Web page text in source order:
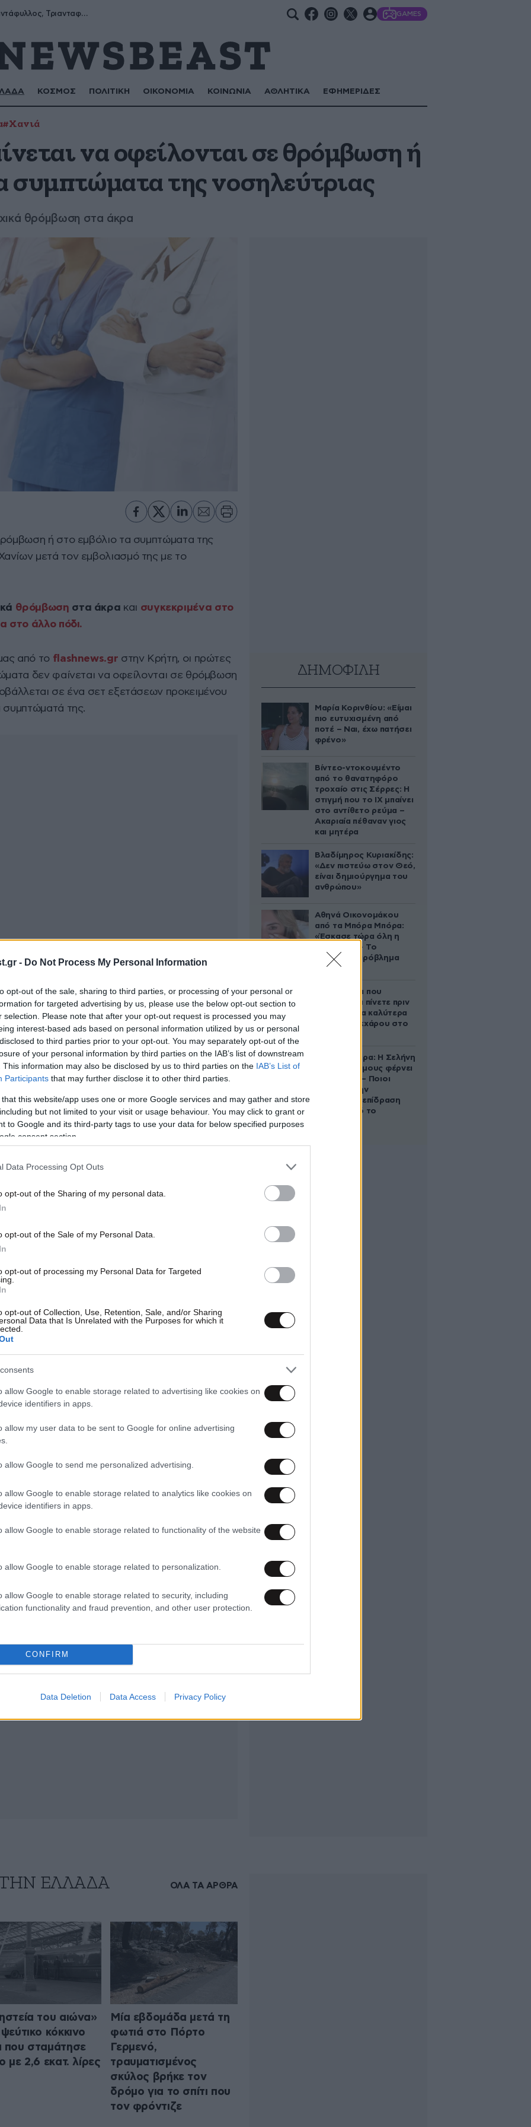
- Do Not Process My Personal Information
opt-out of the sale, sharing to third parties, or processing of your personal or
for targeted advertising by us, please use the below opt-out section to
selection. Please note that after your opt-out request is processed you may
interest-based ads based on personal information utilized by us or personal
to third parties prior to your opt-out. You may separately opt-out of the
of your personal information by third parties on the IAB’s list of downstream
This information may also be disclosed by us to third parties on the IAB’s List of
Participants that may further disclose it to other third parties.
that this website/app uses one or more Google services and may gather and store
but not limited to your visit or usage behaviour. You may click to grant or
to Google and its third-party tags to use your data for below specified purposes
consent section.
Data Processing Opt Outs
opt-out of the Sharing of my personal data.
opt-out of the Sale of my Personal Data.
opt-out of processing my Personal Data for Targeted
opt-out of Collection, Use, Retention, Sale, and/or Sharing
Data that Is Unrelated with the Purposes for which it
allow Google to enable storage related to advertising like cookies on
identifiers in apps.
allow my user data to be sent to Google for online advertising
allow Google to send me personalized advertising.
allow Google to enable storage related to analytics like cookies on
identifiers in apps.
allow Google to enable storage related to functionality of the website
allow Google to enable storage related to personalization.
allow Google to enable storage related to security, including
functionality and fraud prevention, and other user protection.
CONFIRM
Data Deletion Data Access Privacy Policy
Μύρων, Τριαντάφυλλος, Τριανταφυλλιά, Φυλλιώ, Ρόζα GAMES
ΚΟΣΜΟΣ ΠΟΛΙΤΙΚΗ ΟΙΚΟΝΟΜΙΑ ΚΟΙΝΩΝΙΑ ΑΘΛΗΤΙΚΑ ΕΦΗΜΕΡΙΔΕΣ
#Χανιά
να οφείλονται σε θρόμβωση ή
συμπτώματα της νοσηλεύτριας
θρόμβωση στα άκρα
ή στο εμβόλιο τα συμπτώματα της
μετά τον εμβολιασμό της με το
θρόμβωση στα άκρα και συγκεκριμένα στο
στο άλλο πόδι.
από το flashnews.gr στην Κρήτη, οι πρώτες
δεν φαίνεται να οφείλονται σε θρόμβωση
σε ένα σετ εξετάσεων προκειμένου
συμπτώματά της.
και το Άσυλο
την Ελληνίδα πρωταθλήτρια
ζημιά στα ροδάκινα από το χαλάζι
Τσούλης μας προκαλούν σε ένα «Zero
ΔΗΜΟΦΙΛΗ
Μαρία Κορινθίου: «Είμαι
πιο ευτυχισμένη από
ποτέ – Ναι, έχω πατήσει
φρένο»
Βίντεο-ντοκουμέντο
από το θανατηφόρο
τροχαίο στις Σέρρες: Η
στιγμή που το ΙΧ μπαίνει
στο αντίθετο ρεύμα –
Ακαριαία πέθαναν γιος
και μητέρα
Βλαδίμηρος Κυριακίδης:
«Δεν πιστεύω στον Θεό,
είναι δημιούργημα του
ανθρώπου»
Αθηνά Οικονομάκου
από τα Μπόρα Μπόρα:
«Έσκασε τώρα όλη η
κούραση» – Το
απρόοπτο πρόβλημα
υγείας
5 ροφήματα που
μπορείτε να πίνετε πριν
τον ύπνο για καλύτερα
επίπεδα σακχάρου στο
Ζώδια σήμερα: Η Σελήνη
στους Διδύμους φέρνει
ανατροπές – Ποιοι
δέχονται την
ευεργετική επίδραση
του Δία από το
ΕΛΛΑΔΑ ΟΛΑ ΤΑ ΑΡΘΡΑ
του αιώνα»
κόκκινο
που σταμάτησε
με 2,6 εκατ. λίρες
Μία εβδομάδα μετά τη
φωτιά στο Πόρτο
Γερμενό,
τραυματισμένος
σκύλος βρήκε τον
δρόμο για το σπίτι που
τον φρόντιζε